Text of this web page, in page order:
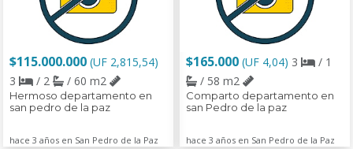
$115.000.000 (UF 2,815,54)
3
/ 2 / 60 m2
Hermoso departamento en
san pedro de la paz
hace 3 años en San Pedro de la Paz
$165.000 (UF 4,04) 3
/ 1
/ 58 m2
Comparto departamento en
san Pedro de la paz
hace 3 años en San Pedro de la Paz